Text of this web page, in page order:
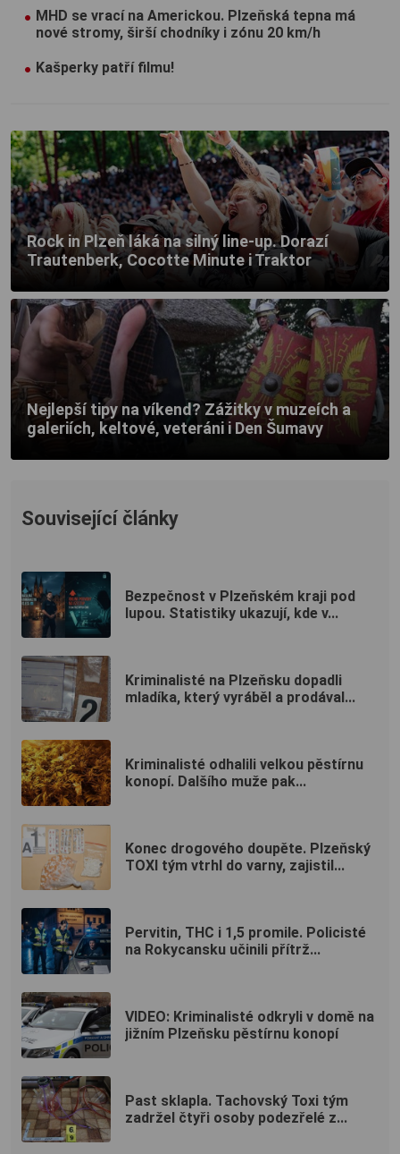
MHD se vrací na Americkou. Plzeňská tepna má
nové stromy, širší chodníky i zónu 20 km/h
Kašperky patří filmu!
Rock in Plzeň láká na silný line-up. Dorazí
Trautenberk, Cocotte Minute i Traktor
Nejlepší tipy na víkend? Zážitky v muzeích a
galeriích, keltové, veteráni i Den Šumavy
Související články
Bezpečnost v Plzeňském kraji pod
lupou. Statistiky ukazují, kde v...
Kriminalisté na Plzeňsku dopadli
mladíka, který vyráběl a prodával...
Kriminalisté odhalili velkou pěstírnu
konopí. Dalšího muže pak...
Konec drogového doupěte. Plzeňský
TOXI tým vtrhl do varny, zajistil...
Pervitin, THC i 1,5 promile. Policisté
na Rokycansku učinili přítrž...
VIDEO: Kriminalisté odkryli v domě na
jižním Plzeňsku pěstírnu konopí
Past sklapla. Tachovský Toxi tým
zadržel čtyři osoby podezřelé z...